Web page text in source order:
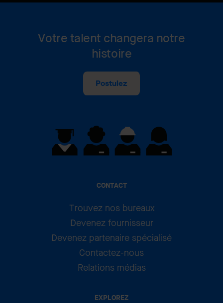
CONTACT
Trouvez nos bureaux
Devenez fournisseur
Devenez partenaire spécialisé
Contactez-nous
Relations médias
EXPLOREZ
Votre talent changera notre
histoire
Postulez